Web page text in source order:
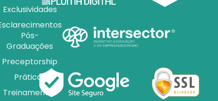
Exclusividades
Pós-
Graduações
Preceptorship
Práticas
Treinamentos